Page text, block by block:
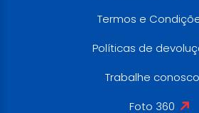
Termos e
Políticas de
Trabalhe conosco
Foto 360